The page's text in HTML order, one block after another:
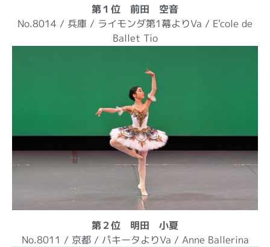
第１位 前田 空音
No.8014 / 兵庫 / ライモンダ第1幕よりVa / E'cole de
Ballet Tio
第２位 明田 小夏
No.8011 / 京都 / パキータよりVa / Anne Ballerina